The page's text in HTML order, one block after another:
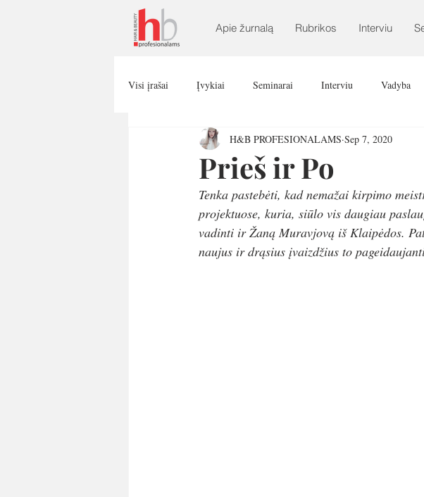
Apie žurnalą Rubrikos Interviu
Visi įrašai Įvykiai Seminarai Interviu Vadyba
Prieš ir Po
H&B PROFESIONALAMS Sep 7, 2020
Tenka pastebėti, kad nemažai kirpimo
projektuose, kuria, siūlo vis daugiau
vadinti ir Žaną Muravjovą iš Klaipėdos.
naujus ir drąsius įvaizdžius to